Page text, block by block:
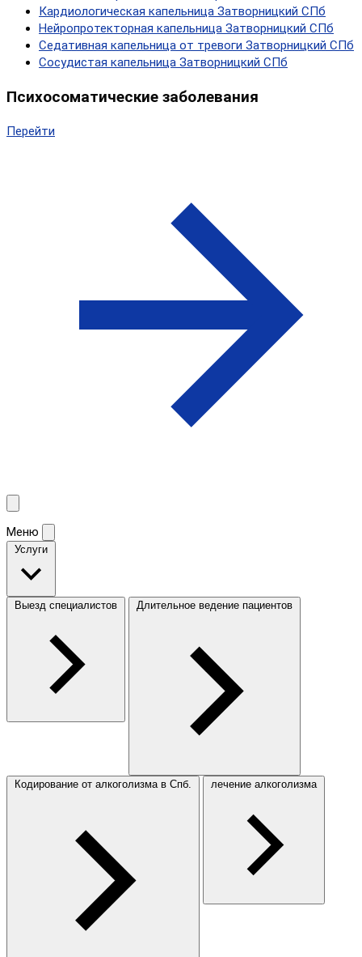
Кардиологическая капельница Затворницкий СПб
Нейропротекторная капельница Затворницкий СПб
Седативная капельница от тревоги Затворницкий СПб
Сосудистая капельница Затворницкий СПб
Психосоматические заболевания
Перейти
Меню
Услуги
Выезд специалистов Длительное ведение пациентов
Кодирование от алкоголизма в Спб. лечение алкоголизма